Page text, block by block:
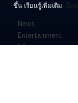
News
Entertainment
Lifestyle
ขึ้น เรียนรู้เพิ่มเติม เงื่อ